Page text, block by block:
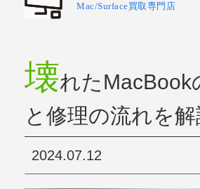
Mac/Surface買取専門店
壊れたMacBook
と修理の流れを解
2024.07.12